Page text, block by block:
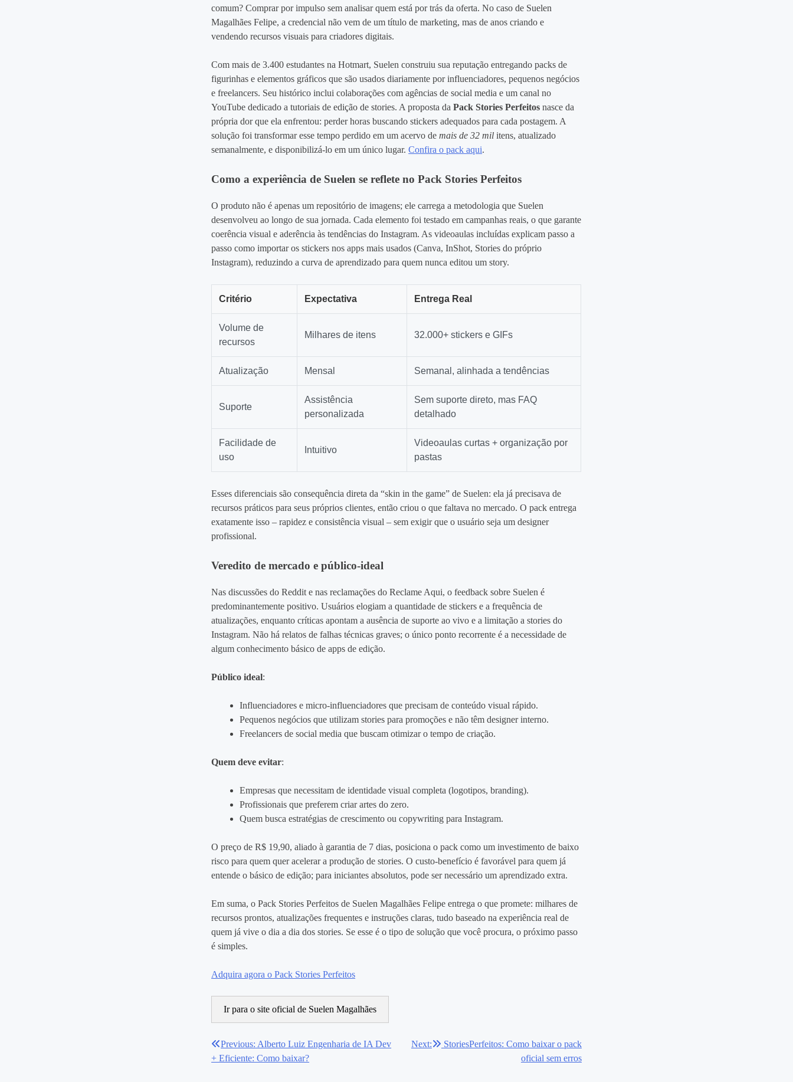
comum? Comprar por impulso sem analisar quem está por trás da oferta. No caso de Suelen
Magalhães Felipe, a credencial não vem de um título de marketing, mas de anos criando e
vendendo recursos visuais para criadores digitais.
Com mais de 3.400 estudantes na Hotmart, Suelen construiu sua reputação entregando packs de
figurinhas e elementos gráficos que são usados diariamente por influenciadores, pequenos negócios
e freelancers. Seu histórico inclui colaborações com agências de social media e um canal no
YouTube dedicado a tutoriais de edição de stories. A proposta daPack Stories Perfeitos nasce da
própria dor que ela enfrentou: perder horas buscando stickers adequados para cada postagem. A
solução foi transformar esse tempo perdido em um acervo demais de 32 mil itens, atualizado
semanalmente, e disponibilizá‑lo em um único lugar.Confira o pack aqui.
Como a experiência de Suelen se reflete no Pack Stories Perfeitos
O produto não é apenas um repositório de imagens; ele carrega a metodologia que Suelen
desenvolveu ao longo de sua jornada. Cada elemento foi testado em campanhas reais, o que garante
coerência visual e aderência às tendências do Instagram. As videoaulas incluídas explicam passo a
passo como importar os stickers nos apps mais usados (Canva, InShot, Stories do próprio
Instagram), reduzindo a curva de aprendizado para quem nunca editou um story.
Critério Expectativa Entrega Real
Volume de
recursos
Milhares de itens 32.000+ stickers e GIFs
Atualização Mensal Semanal, alinhada a tendências
Suporte
Assistência
personalizada
Sem suporte direto, mas FAQ
detalhado
Facilidade de
uso
Intuitivo
Videoaulas curtas + organização por
pastas
Esses diferenciais são consequência direta da “skin in the game” de Suelen: ela já precisava de
recursos práticos para seus próprios clientes, então criou o que faltava no mercado. O pack entrega
exatamente isso – rapidez e consistência visual – sem exigir que o usuário seja um designer
profissional.
Veredito de mercado e público‑ideal
Nas discussões do Reddit e nas reclamações do Reclame Aqui, o feedback sobre Suelen é
predominantemente positivo. Usuários elogiam a quantidade de stickers e a frequência de
atualizações, enquanto críticas apontam a ausência de suporte ao vivo e a limitação a stories do
Instagram. Não há relatos de falhas técnicas graves; o único ponto recorrente é a necessidade de
algum conhecimento básico de apps de edição.
Público ideal:
Influenciadores e micro‑influenciadores que precisam de conteúdo visual rápido.
Pequenos negócios que utilizam stories para promoções e não têm designer interno.
Freelancers de social media que buscam otimizar o tempo de criação.
Quem deve evitar:
Empresas que necessitam de identidade visual completa (logotipos, branding).
Profissionais que preferem criar artes do zero.
Quem busca estratégias de crescimento ou copywriting para Instagram.
O preço de R$ 19,90, aliado à garantia de 7 dias, posiciona o pack como um investimento de baixo
risco para quem quer acelerar a produção de stories. O custo‑benefício é favorável para quem já
entende o básico de edição; para iniciantes absolutos, pode ser necessário um aprendizado extra.
Em suma, o Pack Stories Perfeitos de Suelen Magalhães Felipe entrega o que promete: milhares de
recursos prontos, atualizações frequentes e instruções claras, tudo baseado na experiência real de
quem já vive o dia a dia dos stories. Se esse é o tipo de solução que você procura, o próximo passo
é simples.
Adquira agora o Pack Stories Perfeitos
Ir para o site oficial de Suelen Magalhães
Navegação
Previous: Alberto Luiz Engenharia de IA Dev
+ Eficiente: Como baixar?
Next:
StoriesPerfeitos: Como baixar o pack
oficial sem erros